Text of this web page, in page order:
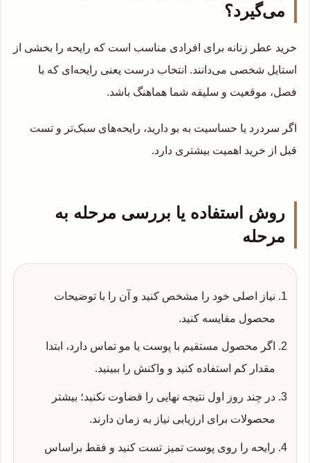
می‌گیرد؟
خرید عطر زنانه برای افرادی مناسب است که رایحه را بخشی از
استایل شخصی می‌دانند. انتخاب درست یعنی رایحه‌ای که با
فصل، موقعیت و سلیقه شما هماهنگ باشد.
اگر سردرد یا حساسیت به بو دارید، رایحه‌های سبک‌تر و تست
قبل از خرید اهمیت بیشتری دارد.
روش استفاده یا بررسی مرحله به
مرحله
نیاز اصلی خود را مشخص کنید و آن را با توضیحات
محصول مقایسه کنید.
اگر محصول مستقیم با پوست یا مو تماس دارد، ابتدا
مقدار کم استفاده کنید و واکنش را ببینید.
در چند روز اول نتیجه نهایی را قضاوت نکنید؛ بیشتر
محصولات برای ارزیابی نیاز به زمان دارند.
رایحه را روی پوست تمیز تست کنید و فقط براساس